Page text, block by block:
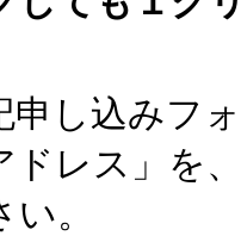
申し込みフ
ドレス」を
。